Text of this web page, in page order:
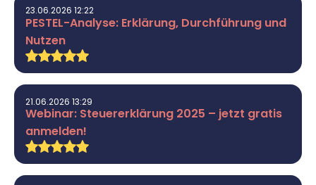
23.06.2026 12:22
PESTEL-Analyse: Erklärung, Durchführung und
Nutzen
21.06.2026 13:29
Webinar: Steuererklärung 2025 – jetzt gratis
anmelden!